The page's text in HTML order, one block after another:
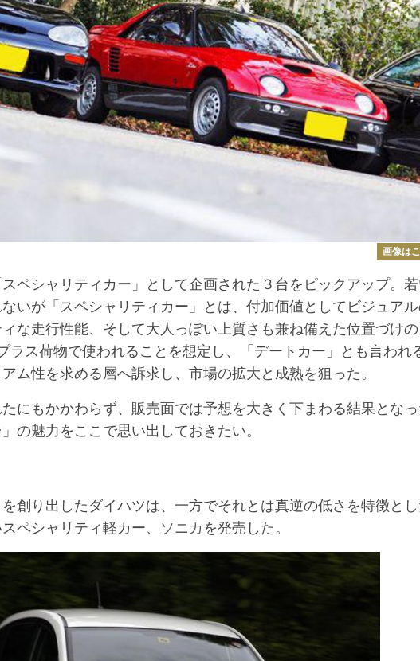
画像は
ペシャリティカー」として企画された３台をピックアップ。
いが「スペシャリティカー」とは、付加価値としてビジュア
な走行性能、そして大人っぽい上質さも兼ね備えた位置づけ
ラス荷物で使われることを想定し、「デートカー」とも言われ
ム性を求める層へ訴求し、市場の拡大と成熟を狙った。
にもかかわらず、販売面では予想を大きく下まわる結果とな
の魅力をここで思い出しておきたい。
創り出したダイハツは、一方でそれとは真逆の低さを特徴と
ペシャリティ軽カー、 ソニカ を発売した。